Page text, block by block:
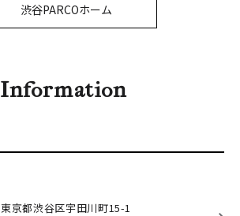
渋谷PARCOホーム
Information
東京都渋谷区宇田川町15-1